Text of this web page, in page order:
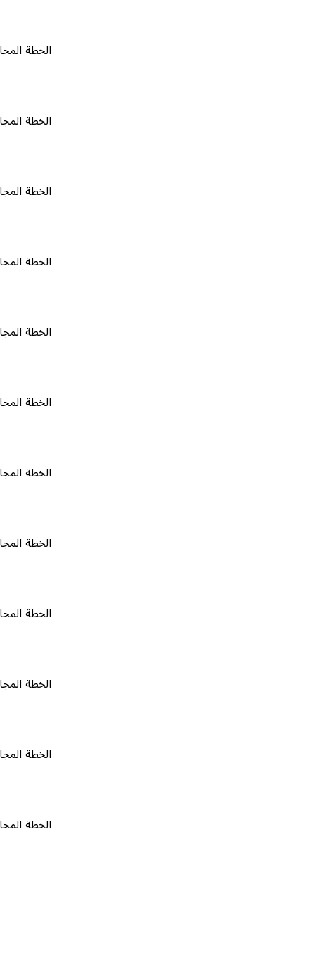
الخطة المجانية ٠
الخطة المجانية ٠
الخطة المجانية ٠
الخطة المجانية ٠
الخطة المجانية ٠
الخطة المجانية ٠
الخطة المجانية ٠
الخطة المجانية ٠
الخطة المجانية ٠
الخطة المجانية ٠
الخطة المجانية ٠
الخطة المجانية ٠